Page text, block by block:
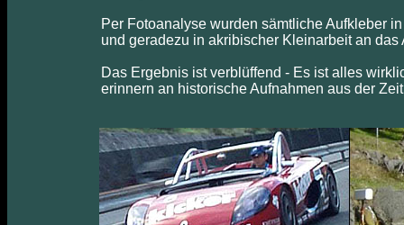
Per Fotoanalyse wurden sämtliche Aufkleber
und geradezu in akribischer Kleinarbeit an
Das Ergebnis ist verblüffend - Es ist alles
erinnern an historische Aufnahmen aus der